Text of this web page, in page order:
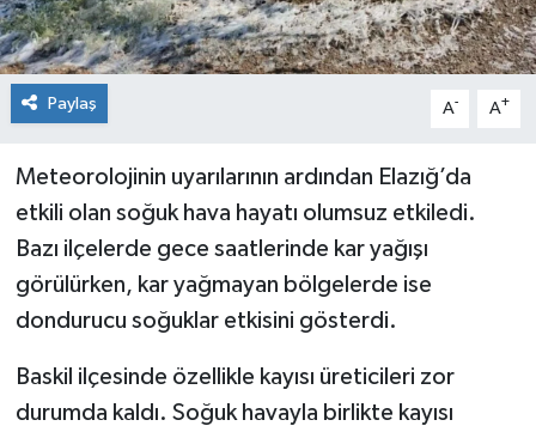
Paylaş A- A+
Meteorolojinin uyarılarının ardından Elazığ’da
etkili olan soğuk hava hayatı olumsuz etkiledi.
Bazı ilçelerde gece saatlerinde kar yağışı
görülürken, kar yağmayan bölgelerde ise
dondurucu soğuklar etkisini gösterdi.
Baskil ilçesinde özellikle kayısı üreticileri zor
durumda kaldı. Soğuk havayla birlikte kayısı
RESMİ İLANLAR
SAĞLIK
SOLHAN
SPOR
YAYLADERE
YEDİSU